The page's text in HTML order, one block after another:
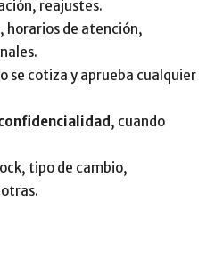
reajustes.
horarios de atención,
se cotiza y aprueba cualquier
, cuando
tipo de cambio,